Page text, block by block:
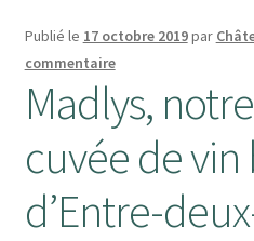
Contact
Mentions légales
Mon compte
Panier
Publié le 17 octobre 2019par
commentaire
Madlys,
cuvée de
d’Entre-